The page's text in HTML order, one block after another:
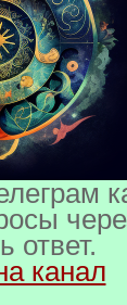
ответ.
канал